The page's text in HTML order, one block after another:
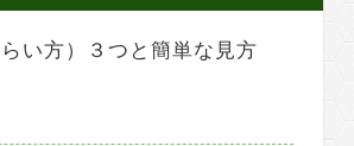
い方）３つと簡単な見方